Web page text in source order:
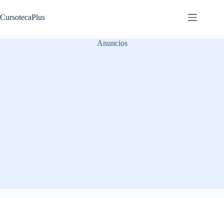
al
contenido
CursotecaPlus
Anuncios